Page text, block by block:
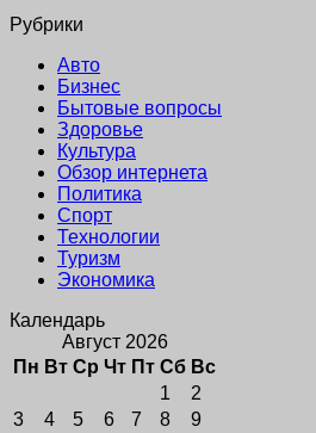
Рубрики
Авто
Бизнес
Бытовые вопросы
Здоровье
Культура
Обзор интернета
Политика
Спорт
Технологии
Туризм
Экономика
Календарь
Август 2026
Пн Вт Ср Чт Пт Сб Вс
1
2
3
4 5 6 7 8
9